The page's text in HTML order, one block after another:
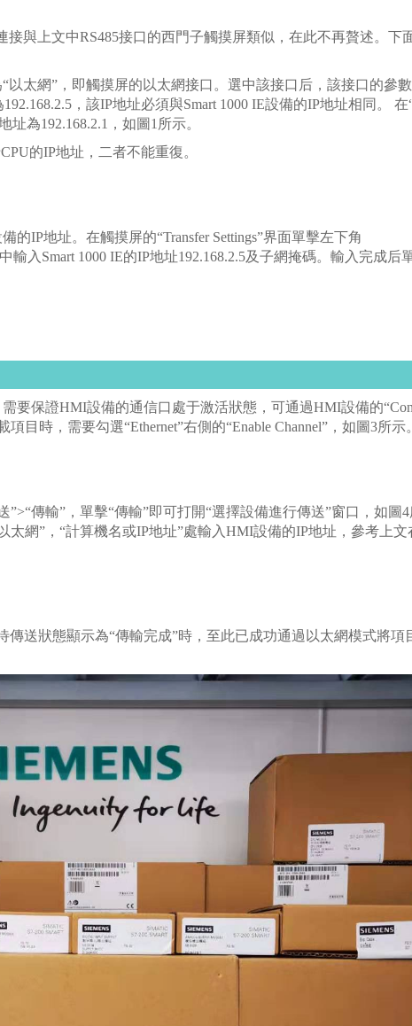
接與上文中RS485接口的西門子觸摸屏類似，在此不再贅述。下
以太網”，即觸摸屏的以太網接口。選中該接口后，該接口的參
，該IP地址必須與Smart 1000 IE設備的IP地址相同。 在
址為192.168.2.1，如圖1所示。
的IP地址，二者不能重復。
的IP地址。在觸摸屏的“Transfer Settings”界面單擊左下角
輸入Smart 1000 IE的IP地址192.168.2.5及子網掩碼。輸入完成后
要保證HMI設備的通信口處于激活狀態，可通過HMI設備的
項目時，需要勾選“Ethernet”右側的“Enable Channel”，如圖3所示
”>“傳輸”，單擊“傳輸”即可打開“選擇設備進行傳送”窗口，如圖
太網”，“計算機名或IP地址”處輸入HMI設備的IP地址，參考上文
傳送狀態顯示為“傳輸完成”時，至此已成功通過以太網模式將項